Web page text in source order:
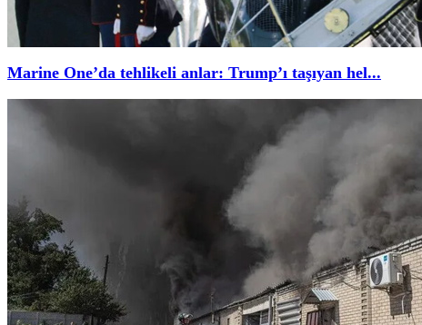
Marine One’da tehlikeli anlar: Trump’ı taşıyan hel...